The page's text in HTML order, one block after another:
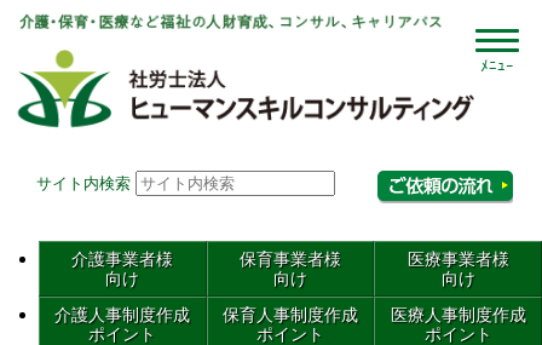
サイト内検索
介護事業者様
向け
保育事業者様
向け
医療事業者様
向け
介護人事制度作成
ポイント
保育人事制度作成
ポイント
医療人事制度作成
ポイント